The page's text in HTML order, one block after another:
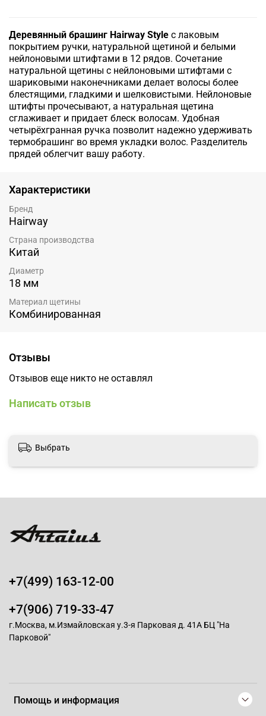
Деревянный брашинг Hairway Style с лаковым
покрытием ручки, натуральной щетиной и белыми
нейлоновыми штифтами в 12 рядов. Сочетание
натуральной щетины с нейлоновыми штифтами с
шариковыми наконечниками делает волосы более
блестящими, гладкими и шелковистыми. Нейлоновые
штифты прочесывают, а натуральная щетина
сглаживает и придает блеск волосам. Удобная
четырёхгранная ручка позволит надежно удерживать
термобрашинг во время укладки волос. Разделитель
прядей облегчит вашу работу.
Характеристики
Бренд
Hairway
Страна производства
Китай
Диаметр
18 мм
Материал щетины
Комбинированная
Отзывы
Отзывов еще никто не оставлял
Написать отзыв
Выбрать
Помощь и информация
+7(499) 163-12-00
+7(906) 719-33-47
г.Москва, м.Измайловская у.3-я Парковая д. 41А БЦ "На
Парковой"